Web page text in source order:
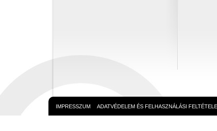
IMPRESSZUM ADATVÉDELEM ÉS FELHASZNÁLÁSI